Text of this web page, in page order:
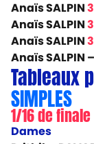
Anaïs SALPIN
Anaïs SALPIN
Anaïs SALPIN
Anaïs SALPIN
Tableaux
SIMPLES
1/16 de finale
Dames